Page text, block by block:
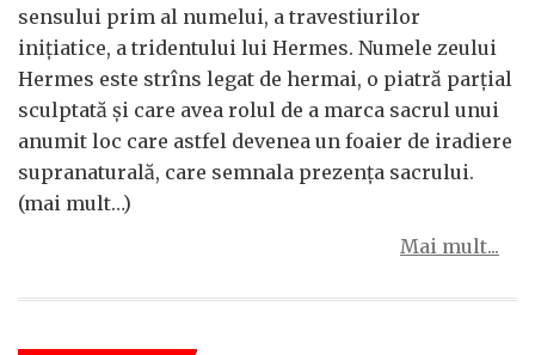
sensului prim al numelui, a travestiurilor
iniţiatice, a tridentului lui Hermes. Numele zeului
Hermes este strîns legat de hermai, o piatră parţial
sculptată şi care avea rolul de a marca sacrul unui
anumit loc care astfel devenea un foaier de iradiere
supranaturală, care semnala prezenţa sacrului.
(mai mult…)
Mai mult...